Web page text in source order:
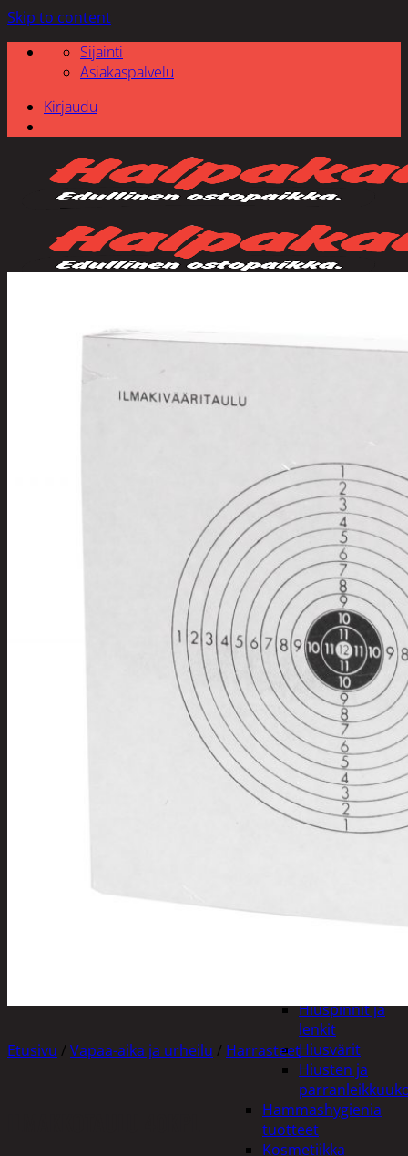
Skip to content
Sijainti
Asiakaspalvelu
Kirjaudu
Etsi:
Kausituotteet
Joulu
Joulu- ja kausivalot
Eläimet ja
tontut
Kyntteliköt
Valoketjut ja
kuusenvalot
Joulukoristeet
Kranssit ja
asetelmat
Tontut ja
muut
Joulutekstiilit
Paketointi
Marjastus
Talvi
Päivittäistavarat
Apuvälineet
hygienia
Hiuspinnit ja
lenkit
Hiusvärit
Hiusten ja
Hammashygienia
tuotteet
Kosmetiikka
Etusivu / Vapaa-aika ja urheilu / Harrasteet